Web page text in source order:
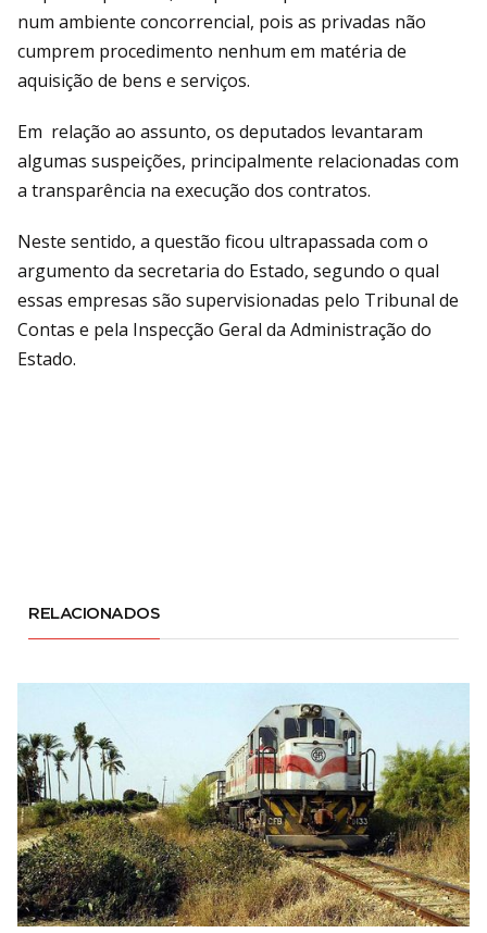
num ambiente concorrencial, pois as privadas não
cumprem procedimento nenhum em matéria de
aquisição de bens e serviços.
Em relação ao assunto, os deputados levantaram
algumas suspeições, principalmente relacionadas com
a transparência na execução dos contratos.
Neste sentido, a questão ficou ultrapassada com o
argumento da secretaria do Estado, segundo o qual
essas empresas são supervisionadas pelo Tribunal de
Contas e pela Inspecção Geral da Administração do
Estado.
RELACIONADOS